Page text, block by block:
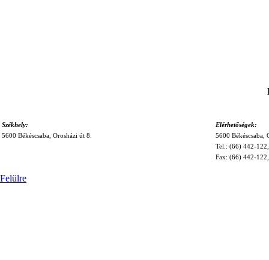
Székhely:
5600 Békéscsaba, Orosházi út 8.
Elérhetőségek:
5600 Békéscsaba,
Tel.: (66) 442-
Fax: (66) 442-
Felülre